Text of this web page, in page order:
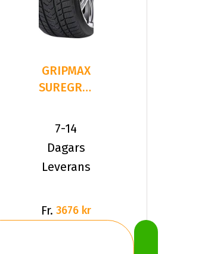
GRIPMAX
SUREGRIP
WINTER
275/35R21
1
7-14
Dagars
Leverans
Fr. 3676 kr